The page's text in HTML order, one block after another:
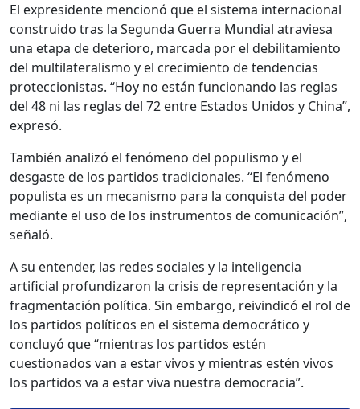
El expresidente mencionó que el sistema internacional
construido tras la Segunda Guerra Mundial atraviesa
una etapa de deterioro, marcada por el debilitamiento
del multilateralismo y el crecimiento de tendencias
proteccionistas. “Hoy no están funcionando las reglas
del 48 ni las reglas del 72 entre Estados Unidos y China”,
expresó.
También analizó el fenómeno del populismo y el
desgaste de los partidos tradicionales. “El fenómeno
populista es un mecanismo para la conquista del poder
mediante el uso de los instrumentos de comunicación”,
señaló.
A su entender, las redes sociales y la inteligencia
artificial profundizaron la crisis de representación y la
fragmentación política. Sin embargo, reivindicó el rol de
los partidos políticos en el sistema democrático y
concluyó que “mientras los partidos estén
cuestionados van a estar vivos y mientras estén vivos
los partidos va a estar viva nuestra democracia”.